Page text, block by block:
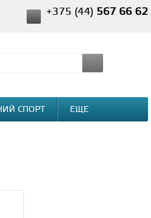
+375 (44) 567 66 62
СПОРТ ЕЩЕ